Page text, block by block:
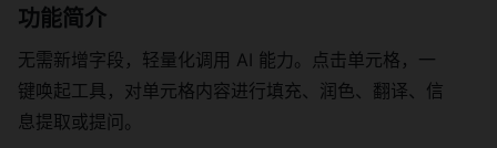
功能简介
无需新增字段，轻量化调用 AI 能力。点击单元格，一
键唤起工具，对单元格内容进行填充、润色、翻译、信
息提取或提问。